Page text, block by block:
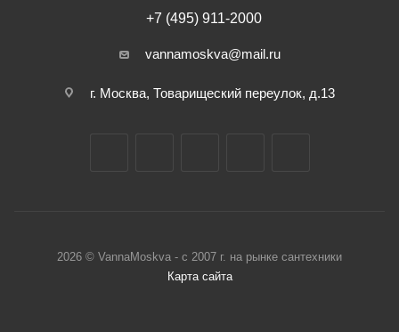
+7 (495) 911-2000
vannamoskva@mail.ru
г. Москва, Товарищеский переулок, д.13
2026 © VannaMoskva - с 2007 г. на рынке сантехники
Карта сайта